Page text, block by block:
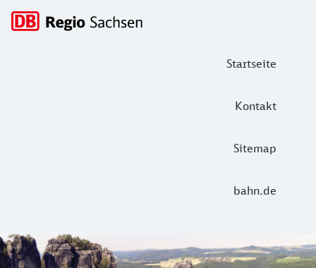
Startseite
Kontakt
Sitemap
bahn.de
Hauptnavigation
Nationalpark Sächsische Schweiz -
Mit dem Sachsen-Ticket fahren Sie bequem und günstig